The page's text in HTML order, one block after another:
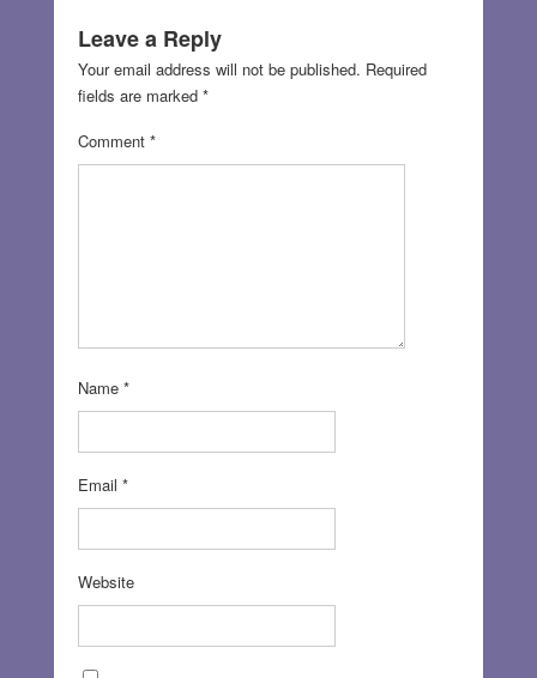
Leave a Reply
Your email address will not be published. Required
fields are marked *
Comment *
Name *
Email *
Website